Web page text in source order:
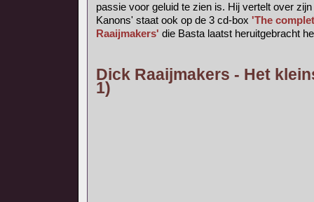
passie voor geluid te zien is. Hij vertelt over
Kanons' staat ook op de 3 cd-box 'The
Raaijmakers' die Basta laatst heruitgebracht
Dick Raaijmakers - Het
1)